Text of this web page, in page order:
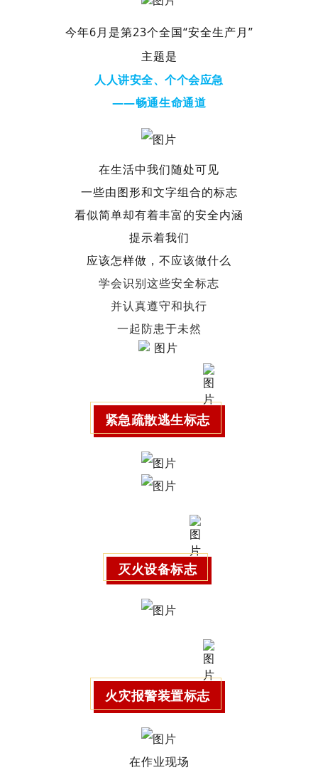
今年6月是第23个全国“安全生产月”
主题是
人人讲安全、个个会应急
——畅通生命通道
在生活中我们随处可见
一些由图形和文字组合的标志
看似简单却有着丰富的安全内涵
提示着我们
应该怎样做，不应该做什么
学会识别这些安全标志
并认真遵守和执行
一起防患于未然
紧急疏散逃生标志
灭火设备标志
火灾报警装置标志
在作业现场